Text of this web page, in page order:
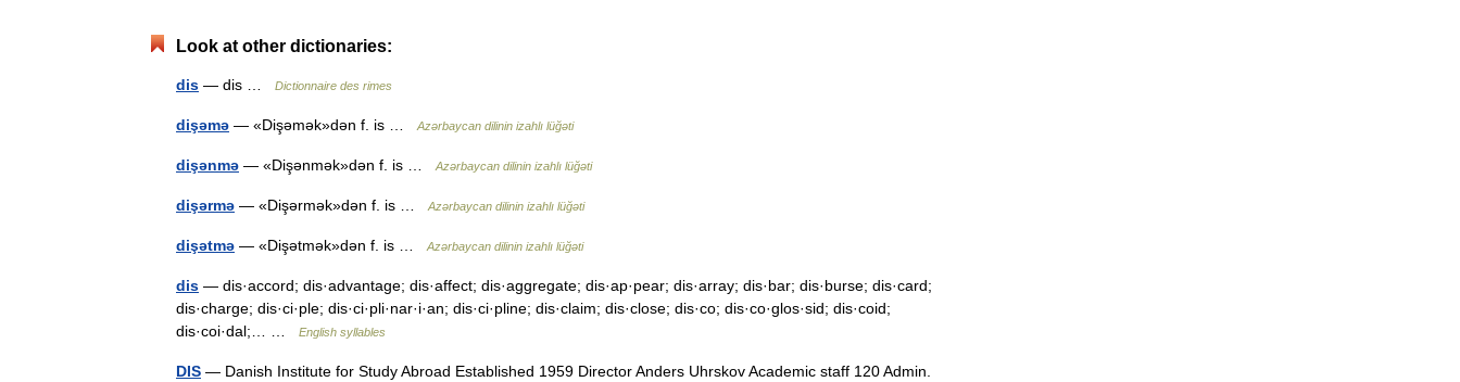
Look at other dictionaries:
dis — dis … Dictionnaire des rimes
dişəmə — «Dişəmək»dən f. is … Azərbaycan dilinin izahlı lüğəti
dişənmə — «Dişənmək»dən f. is … Azərbaycan dilinin izahlı lüğəti
dişərmə — «Dişərmək»dən f. is … Azərbaycan dilinin izahlı lüğəti
dişətmə — «Dişətmək»dən f. is … Azərbaycan dilinin izahlı lüğəti
dis — dis·accord; dis·advantage; dis·affect; dis·aggregate; dis·ap·pear; dis·array; dis·bar; dis·burse; dis·card;
dis·charge; dis·ci·ple; dis·ci·pli·nar·i·an; dis·ci·pline; dis·claim; dis·close; dis·co; dis·co·glos·sid; dis·coid;
dis·coi·dal;… …
English syllables
DIS — Danish Institute for Study Abroad Established 1959 Director Anders Uhrskov Academic staff 120 Admin.